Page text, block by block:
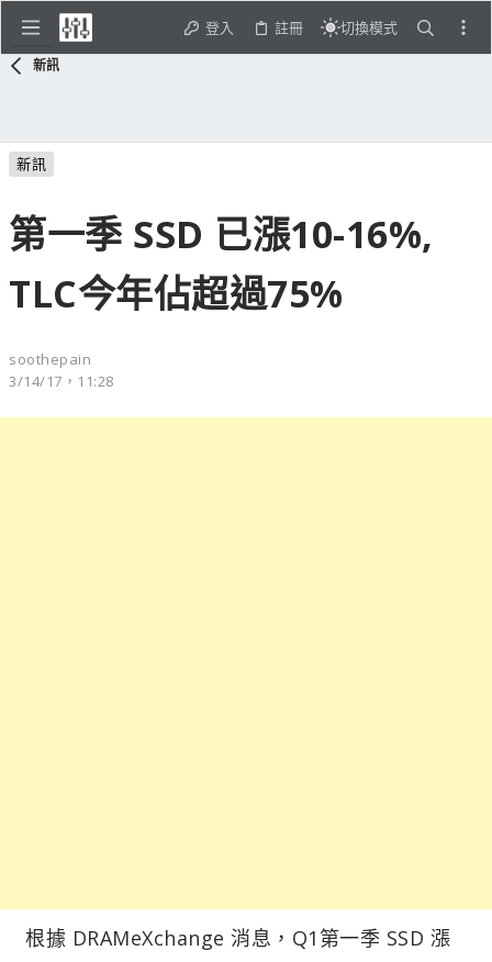
登入 註冊 切換模式
新訊
新訊
第一季 SSD 已漲10-16%,
TLC今年佔超過75%
soothepain
3/14/17，11:28
根據 DRAMeXchange 消息，Q1第一季 SSD 漲